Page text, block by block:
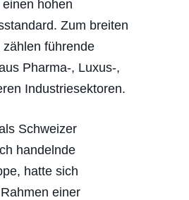
hohen
Zum breiten
führende
Pharma-, Luxus-,
Industriesektoren.
Schweizer
handelnde
hatte sich
einer